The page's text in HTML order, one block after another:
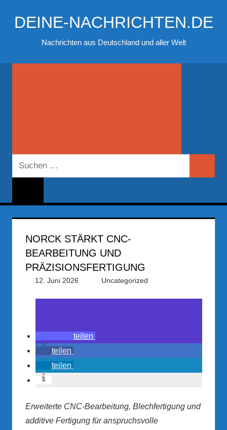
InhaltDEINE-NACHRICHTEN.DE
Nachrichten aus Deutschland und aller Welt
Suchen
nach:
NORCK STÄRKT CNC-
BEARBEITUNG UND
PRÄZISIONSFERTIGUNG
12. Juni 2026 PRGateway
Uncategorized
teilen
teilen
teilen
Erweiterte CNC-Bearbeitung, Blechfertigung und
additive Fertigung für anspruchsvolle